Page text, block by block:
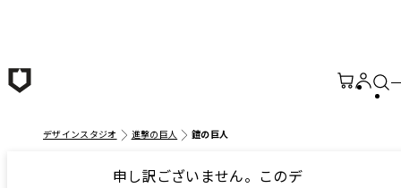
デザインスタジオ 進撃の巨人 鎧の巨人
申し訳ございません。このデ